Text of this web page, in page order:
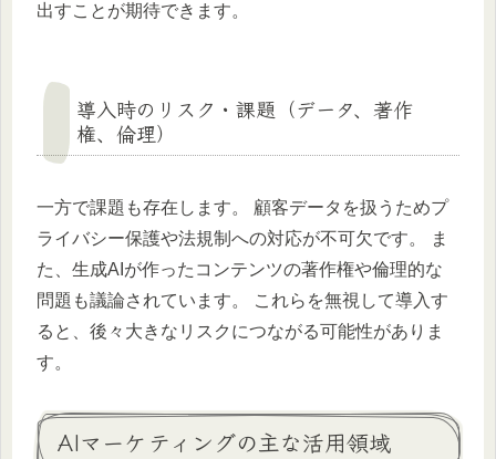
出すことが期待できます。
導入時のリスク・課題（データ、著作
権、倫理）
一方で課題も存在します。 顧客データを扱うためプ
ライバシー保護や法規制への対応が不可欠です。 ま
た、生成AIが作ったコンテンツの著作権や倫理的な
問題も議論されています。 これらを無視して導入す
ると、後々大きなリスクにつながる可能性がありま
す。
AIマーケティングの主な活用領域